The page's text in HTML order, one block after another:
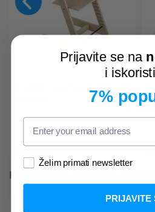
Tripp Trapp Oak
299,00 €
PROVJERITE I DRUGE
Prijavite se na
i
7%
Želim primati newsletter
PRIJAVITE